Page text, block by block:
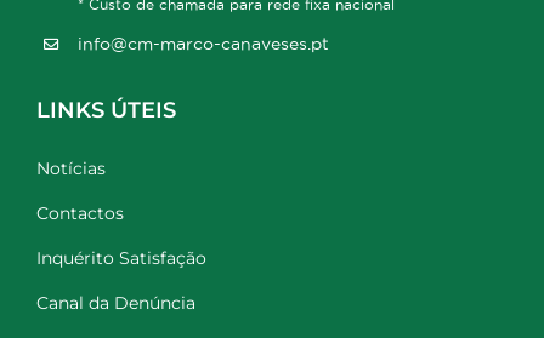
* Custo de chamada para rede fixa nacional
info@cm-marco-canaveses.pt
LINKS ÚTEIS
Notícias
Contactos
Inquérito Satisfação
Canal da Denúncia